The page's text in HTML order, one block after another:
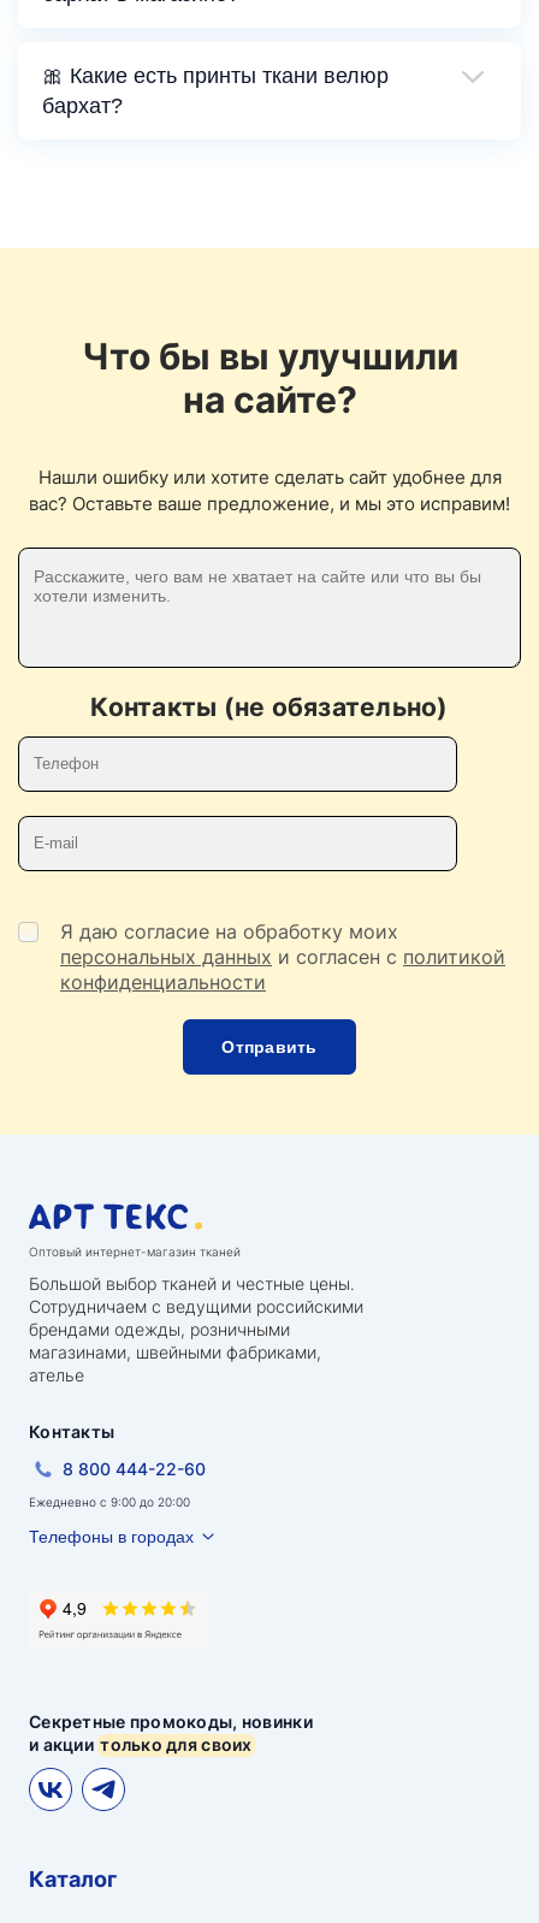
🎀 Какие есть принты ткани велюр
бархат?
Что бы вы улучшили
на сайте?
Нашли ошибку или хотите сделать сайт удобнее для
вас? Оставьте ваше предложение, и мы это исправим!
Контакты (не обязательно)
Я даю согласие на обработку моих
персональных данных и согласен с политикой
конфиденциальности
Оптовый интернет-магазин тканей
Большой выбор тканей и честные цены.
Сотрудничаем с ведущими российскими
брендами одежды, розничными
магазинами, швейными фабриками,
ателье
Секретные промокоды, новинки
и акциитолько для своих
Контакты
8 800 444-22-60
Ежедневно с 9:00 до 20:00
Телефоны в городах
Каталог